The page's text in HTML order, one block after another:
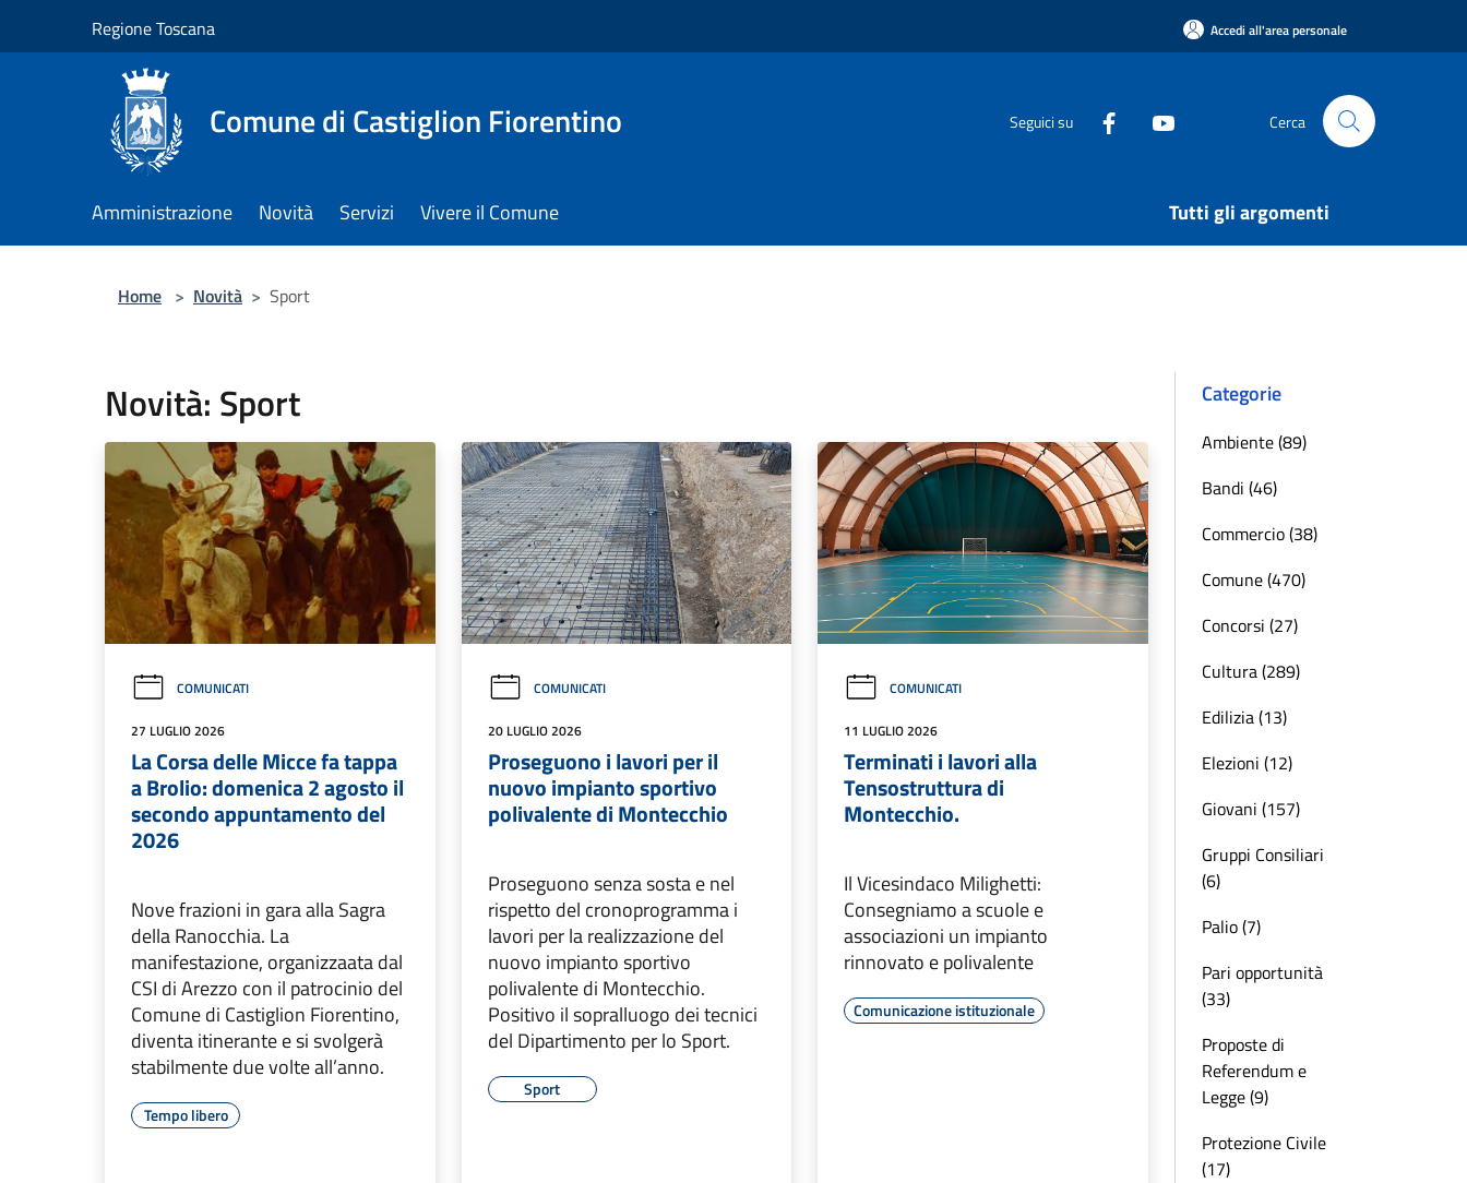
Regione Toscana Accedi all'area personale
Comune di Castiglion Fiorentino Seguici su Cerca
Amministrazione Novità Servizi Vivere il Comune Tutti gli argomenti
Home > Novità > Sport
Novità: Sport
COMUNICATI
27 LUGLIO 2026
La Corsa delle Micce fa tappa
a Brolio: domenica 2 agosto il
secondo appuntamento del
2026
Nove frazioni in gara alla Sagra
della Ranocchia. La
manifestazione, organizzaata dal
CSI di Arezzo con il patrocinio del
Comune di Castiglion Fiorentino,
diventa itinerante e si svolgerà
stabilmente due volte all’anno.
Tempo libero
COMUNICATI
20 LUGLIO 2026
Proseguono i lavori per il
nuovo impianto sportivo
polivalente di Montecchio
Proseguono senza sosta e nel
rispetto del cronoprogramma i
lavori per la realizzazione del
nuovo impianto sportivo
polivalente di Montecchio.
Positivo il sopralluogo dei tecnici
del Dipartimento per lo Sport.
Sport
COMUNICATI
11 LUGLIO 2026
Terminati i lavori alla
Tensostruttura di
Montecchio.
Il Vicesindaco Milighetti:
Consegniamo a scuole e
associazioni un impianto
rinnovato e polivalente
Comunicazione istituzionale
Categorie
Ambiente (89)
Bandi (46)
Commercio (38)
Comune (470)
Concorsi (27)
Cultura (289)
Edilizia (13)
Elezioni (12)
Giovani (157)
Gruppi Consiliari
(6)
Palio (7)
Pari opportunità
(33)
Proposte di
Referendum e
Legge (9)
Protezione Civile
(17)